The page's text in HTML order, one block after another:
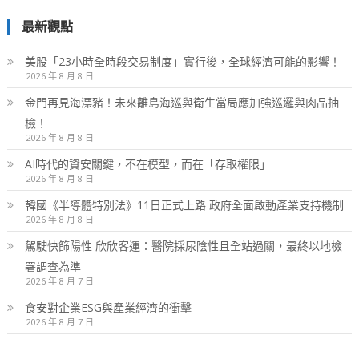
最新觀點
美股「23小時全時段交易制度」實行後，全球經濟可能的影響！
2026 年 8 月 8 日
金門再見海漂豬！未來離島海巡與衛生當局應加強巡邏與肉品抽
檢！
2026 年 8 月 8 日
AI時代的資安關鍵，不在模型，而在「存取權限」
2026 年 8 月 8 日
韓國《半導體特別法》11日正式上路 政府全面啟動產業支持機制
2026 年 8 月 8 日
駕駛快篩陽性 欣欣客運：醫院採尿陰性且全站過關，最終以地檢
署調查為準
2026 年 8 月 7 日
食安對企業ESG與產業經濟的衝擊
2026 年 8 月 7 日